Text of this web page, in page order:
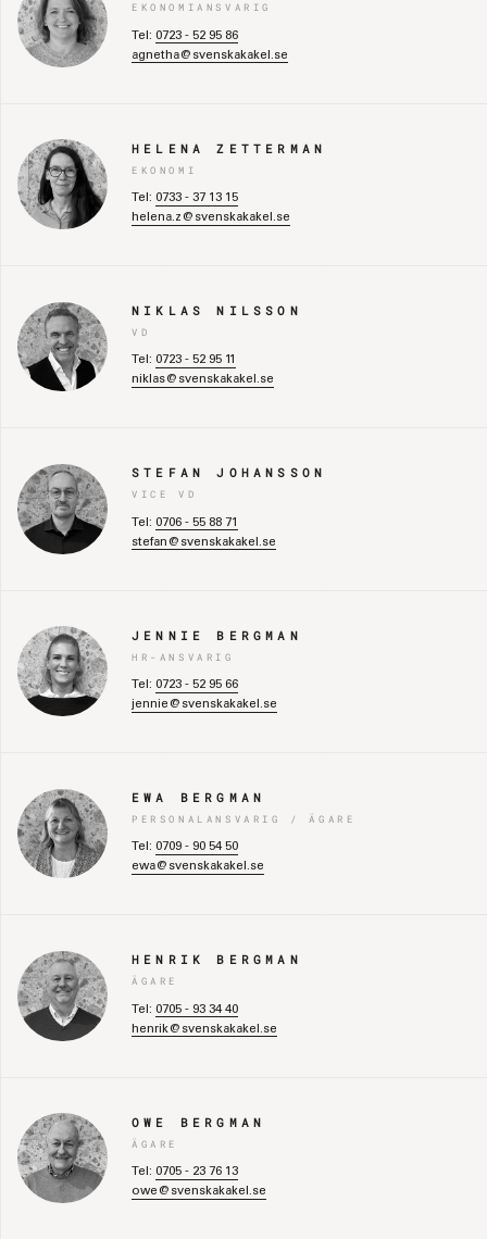
EKONOMIANSVARIG
Tel: 0723 - 52 95 86
agnetha@svenskakakel.se
HELENA ZETTERMAN
EKONOMI
Tel: 0733 - 37 13 15
helena.z@svenskakakel.se
NIKLAS NILSSON
VD
Tel: 0723 - 52 95 11
niklas@svenskakakel.se
STEFAN JOHANSSON
VICE VD
Tel: 0706 - 55 88 71
stefan@svenskakakel.se
JENNIE BERGMAN
HR-ANSVARIG
Tel: 0723 - 52 95 66
jennie@svenskakakel.se
EWA BERGMAN
PERSONALANSVARIG / ÄGARE
Tel: 0709 - 90 54 50
ewa@svenskakakel.se
HENRIK BERGMAN
ÄGARE
Tel: 0705 - 93 34 40
henrik@svenskakakel.se
OWE BERGMAN
ÄGARE
Tel: 0705 - 23 76 13
owe@svenskakakel.se